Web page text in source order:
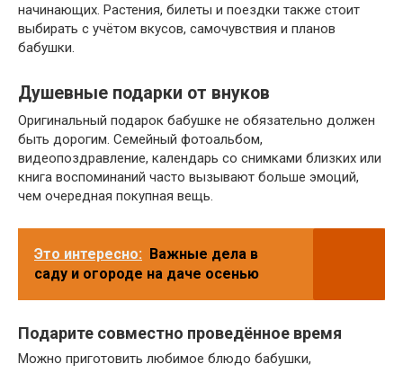
начинающих. Растения, билеты и поездки также стоит
выбирать с учётом вкусов, самочувствия и планов
бабушки.
Душевные подарки от внуков
Оригинальный подарок бабушке не обязательно должен
быть дорогим. Семейный фотоальбом,
видеопоздравление, календарь со снимками близких или
книга воспоминаний часто вызывают больше эмоций,
чем очередная покупная вещь.
Это интересно: Важные дела в
саду и огороде на даче осенью
Подарите совместно проведённое время
Можно приготовить любимое блюдо бабушки,